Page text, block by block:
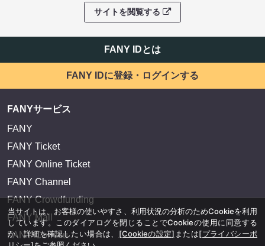
サイトを閲覧する
FANY IDとは
FANY IDに登録・ログインする
FANYサービス
FANY
FANY Ticket
FANY Online Ticket
FANY Channel
FANY Crowdfunding
FANY Mall
FANY Commu
当サイトは、お客様の使いやすさ、利用状況の分析のためCookieを利用
しています。このダイアログを閉じることでCookieの使用に同意する
か、詳細を確認したい場合は、 [Cookieの設定] または[プライバシーポ